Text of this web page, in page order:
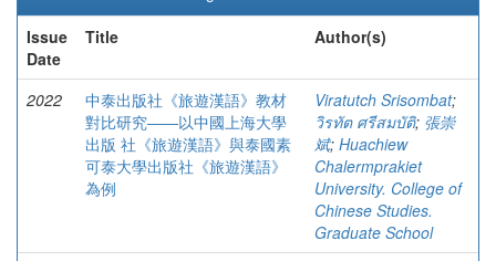
Issue
Date
Title Author(s)
2022
中泰出版社《旅遊漢語》教材
對比研究——以中國上海大學
出版 社《旅遊漢語》與泰國素
可泰大學出版社《旅遊漢語》
為例
Viratutch Srisombat;
วิรทัต ศรีสมบัติ; 張崇
斌; Huachiew
Chalermprakiet
University. College of
Chinese Studies.
Graduate School